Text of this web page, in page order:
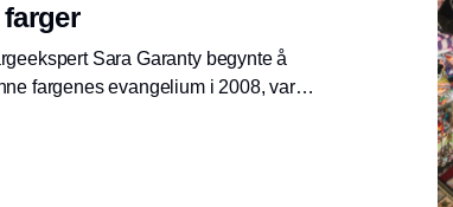
Sara Garanty begynte å
fargenes evangelium i 2008, var